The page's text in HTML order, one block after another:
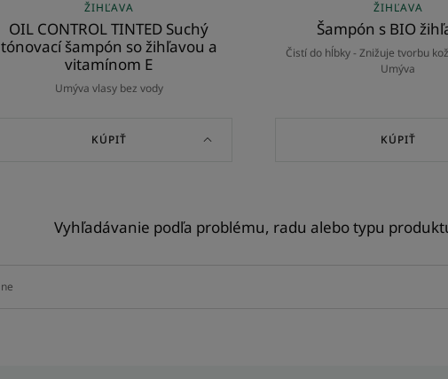
ŽIHĽAVA
OIL CONTROL TINTED Suchý
tónovací šampón so žihľavou a
vitamínom E
Umýva vlasy bez vody
KÚPIŤ
ŽIHĽAVA
Šampón s BIO
Čistí do hĺbky - Znižuje tvorbu
Umýva
KÚPIŤ
Vyhľadávanie podľa problému, radu alebo typu